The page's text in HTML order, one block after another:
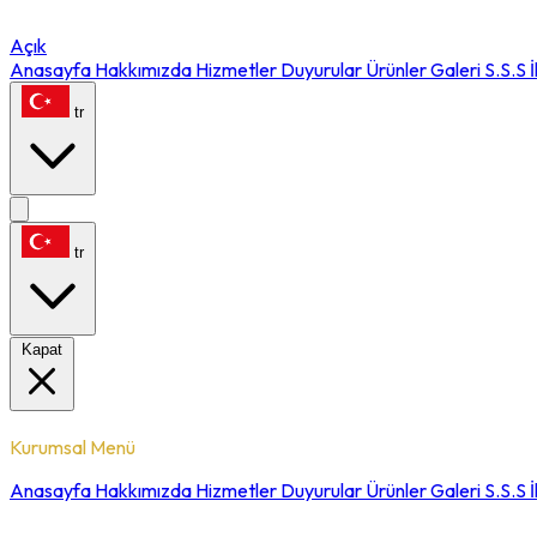
Açık
Anasayfa Hakkımızda Hizmetler Duyurular ÜrünlerGaleri S.S.S
tr
tr
Kapat
Kurumsal Menü
Anasayfa Hakkımızda Hizmetler Duyurular ÜrünlerGaleri S.S.S